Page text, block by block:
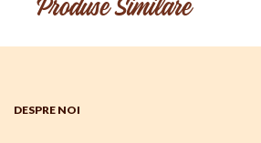
Produse Similare
DESPRE NOI